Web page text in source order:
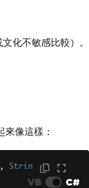
化不敏感比較）。
像這樣：
,
Strin
VB C#